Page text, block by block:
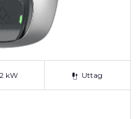
kW Uttag